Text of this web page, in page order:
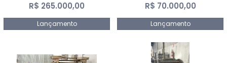
R$ 265.000,00
Lançamento
R$ 70.000,00
Lançamento